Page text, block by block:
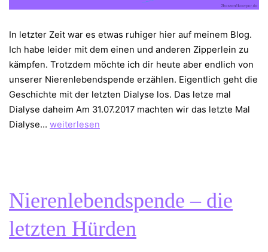
In letzter Zeit war es etwas ruhiger hier auf meinem Blog.
Ich habe leider mit dem einen und anderen Zipperlein zu
kämpfen. Trotzdem möchte ich dir heute aber endlich von
unserer Nierenlebendspende erzählen. Eigentlich geht die
Geschichte mit der letzten Dialyse los. Das letze mal
Dialyse daheim Am 31.07.2017 machten wir das letzte Mal
Dialyse… Nierenlebendspende
weiterlesen
Nierenlebendspende – die
letzten Hürden